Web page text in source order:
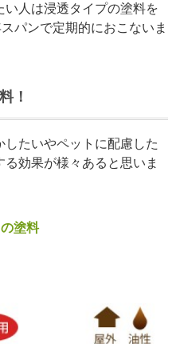
人は浸透タイプの塗料を
パンで定期的におこないま
！
たいやペットに配慮した
効果が様々あると思いま
塗料